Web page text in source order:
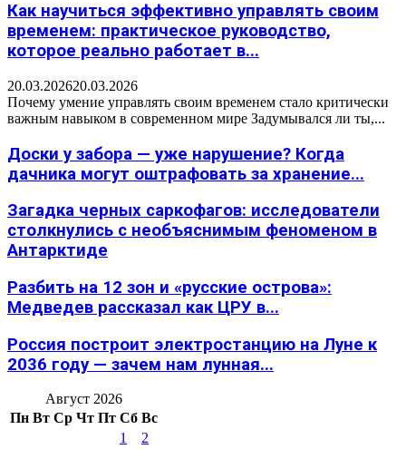
Как научиться эффективно управлять своим
временем: практическое руководство,
которое реально работает в...
20.03.202620.03.2026
Почему умение управлять своим временем стало критически
важным навыком в современном мире Задумывался ли ты,...
Доски у забора — уже нарушение? Когда
дачника могут оштрафовать за хранение...
Загадка черных саркофагов: исследователи
столкнулись с необъяснимым феноменом в
Антарктиде
Разбить на 12 зон и «русские острова»:
Медведев рассказал как ЦРУ в...
Россия построит электростанцию на Луне к
2036 году — зачем нам лунная...
Август 2026
Пн Вт Ср Чт Пт Сб Вс
1
2